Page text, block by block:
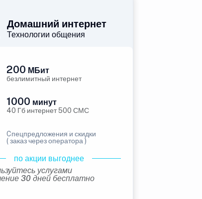
Домашний интернет
Технологии общения
200 МБит
безлимитный интернет
1000 минут
40 Гб интернет 500 СМС
Cпецпредложения и скидки
( заказ через оператора )
по акции выгоднее
услугами
30 дней бесплатно